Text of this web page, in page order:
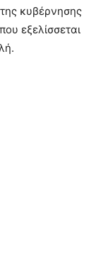
κυβέρνησης
εξελίσσεται